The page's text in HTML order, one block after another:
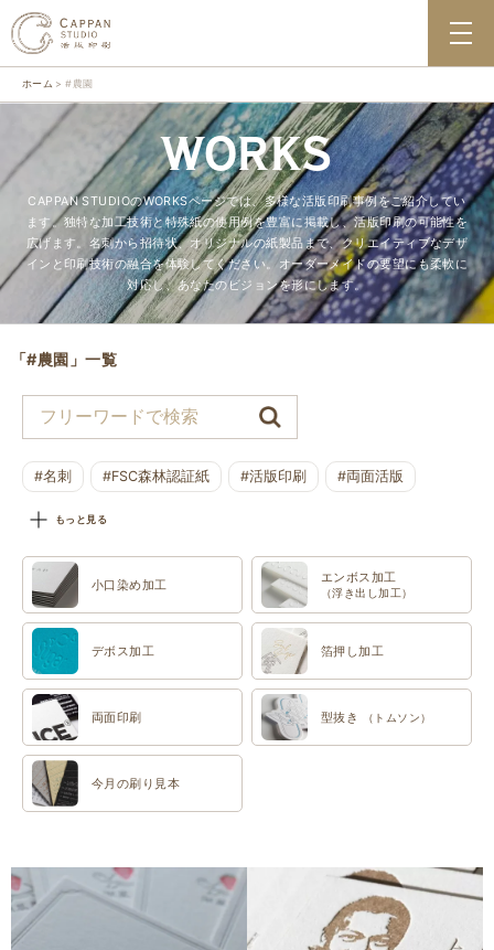
ホーム #農園
WORKS
CAPPAN STUDIOのWORKSページでは、多様な活版印刷事例をご紹介してい
ます。独特な加工技術と特殊紙の使用例を豊富に掲載し、活版印刷の可能性を
広げます。名刺から招待状、オリジナルの紙製品まで、クリエイティブなデザ
インと印刷技術の融合を体験してください。オーダーメイドの要望にも柔軟に
対応し、あなたのビジョンを形にします。
「#農園」一覧
#名刺 #FSC森林認証紙 #活版印刷 #両面活版
#特色印刷
もっと見る
小口染め加工 エンボス加工
（浮き出し加工）
デボス加工 箔押し加工
両面印刷 型抜き （トムソン）
今月の刷り見本